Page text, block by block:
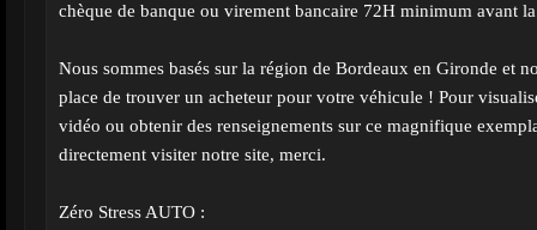
chèque de banque ou virement bancaire 72H minimum avant
Nous sommes basés sur la région de Bordeaux en Gironde et
place de trouver un acheteur pour votre véhicule ! Pour
vidéo ou obtenir des renseignements sur ce magnifique
directement visiter notre site, merci.
Zéro Stress AUTO :